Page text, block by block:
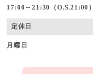
17:00～21:30（O.S.21:00）
定休日
月曜日